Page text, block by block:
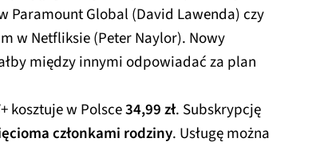
Paramount Global (David Lawenda) czy
w Netfliksie (Peter Naylor). Nowy
między innymi odpowiadać za plan
kosztuje w Polsce34,99 zł. Subskrypcję
członkami rodziny. Usługę można